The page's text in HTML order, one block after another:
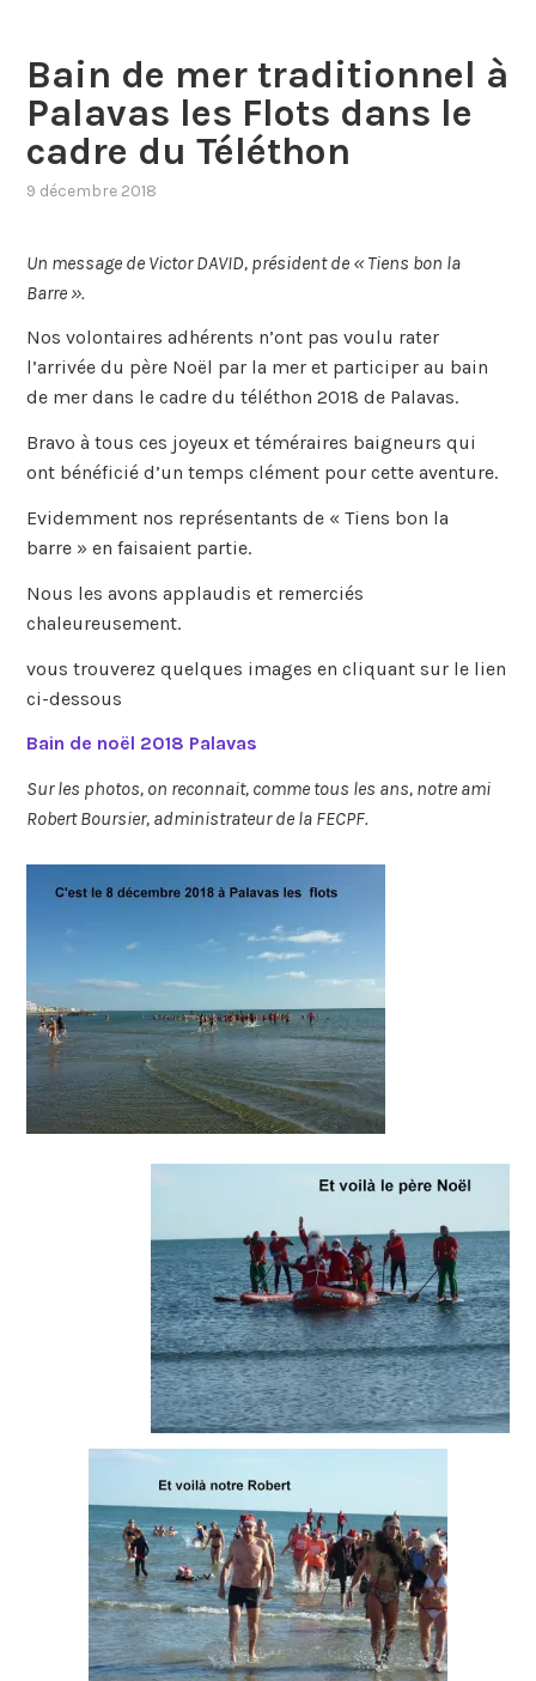
Bain de mer traditionnel à
Palavas les Flots dans le
cadre du Téléthon
9 décembre 2018
Un message de Victor DAVID, président de « Tiens bon la
Barre ».
Nos volontaires adhérents n’ont pas voulu rater
l’arrivée du père Noël par la mer et participer au bain
de mer dans le cadre du téléthon 2018 de Palavas.
Bravo à tous ces joyeux et téméraires baigneurs qui
ont bénéficié d’un temps clément pour cette aventure.
Evidemment nos représentants de « Tiens bon la
barre » en faisaient partie.
Nous les avons applaudis et remerciés
chaleureusement.
vous trouverez quelques images en cliquant sur le lien
ci-dessous
Bain de noël 2018 Palavas
Sur les photos, on reconnait, comme tous les ans, notre ami
Robert Boursier, administrateur de la FECPF.